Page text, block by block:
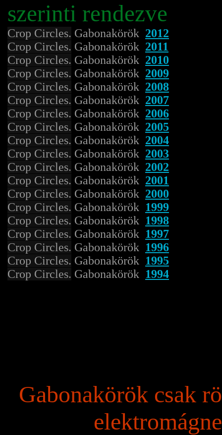
szerinti rendezve
Crop Circles. Gabonakörök 2012
Crop Circles. Gabonakörök 2011
Crop Circles. Gabonakörök 2010
Crop Circles. Gabonakörök 2009
Crop Circles. Gabonakörök 2008
Crop Circles. Gabonakörök 2007
Crop Circles. Gabonakörök 2006
Crop Circles. Gabonakörök 2005
Crop Circles. Gabonakörök 2004
Crop Circles. Gabonakörök 2003
Crop Circles. Gabonakörök 2002
Crop Circles. Gabonakörök 2001
Crop Circles. Gabonakörök 2000
Crop Circles. Gabonakörök 1999
Crop Circles. Gabonakörök 1998
Crop Circles. Gabonakörök 1997
Crop Circles. Gabonakörök 1996
Crop Circles. Gabonakörök 1995
Crop Circles. Gabonakörök 1994
Gabonakörök csak